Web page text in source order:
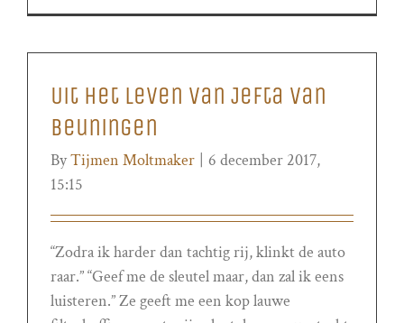
Uit het leven van Jefta van
Beuningen
ByTijmen Moltmaker
6 december 2017,
15:15
“Zodra ik harder dan tachtig rij, klinkt de auto
raar.” “Geef me de sleutel maar, dan zal ik eens
luisteren.” Ze geeft me een kop lauwe